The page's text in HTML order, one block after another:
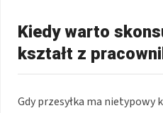
Kiedy warto
kształt z
Gdy przesyłka ma